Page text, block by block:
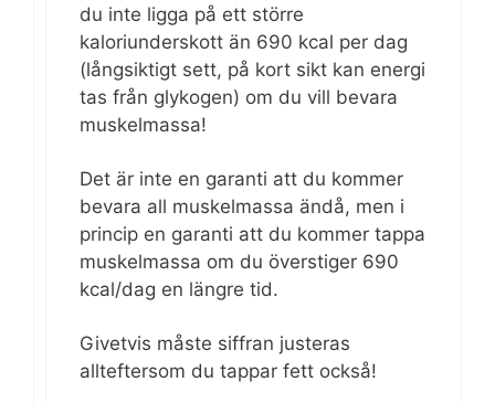
du inte ligga på ett större
kaloriunderskott än 690 kcal per dag
(långsiktigt sett, på kort sikt kan energi
tas från glykogen) om du vill bevara
muskelmassa!
Det är inte en garanti att du kommer
bevara all muskelmassa ändå, men i
princip en garanti att du kommer tappa
muskelmassa om du överstiger 690
kcal/dag en längre tid.
Givetvis måste siffran justeras
allteftersom du tappar fett också!